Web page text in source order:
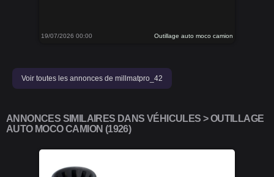
19/07/2026 00:00 Outillage auto moco camion
Voir toutes les annonces de millmatpro_42
ANNONCES SIMILAIRES DANS VÉHICULES > OUTILLAGE
AUTO MOCO CAMION (1926)